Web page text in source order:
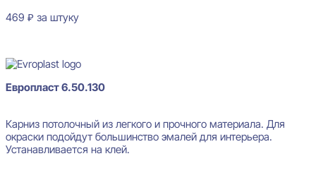
469 ₽ за штуку
Европласт 6.50.130
Карниз потолочный из легкого и прочного материала. Для
окраски подойдут большинство эмалей для интерьера.
Устанавливается на клей.